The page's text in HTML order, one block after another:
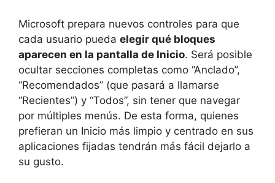
Microsoft prepara nuevos controles para que
cada usuario pueda elegir qué bloques
aparecen en la pantalla de Inicio. Será posible
ocultar secciones completas como “Anclado”,
“Recomendados” (que pasará a llamarse
“Recientes”) y “Todos”, sin tener que navegar
por múltiples menús. De esta forma, quienes
prefieran un Inicio más limpio y centrado en sus
aplicaciones fijadas tendrán más fácil dejarlo a
su gusto.